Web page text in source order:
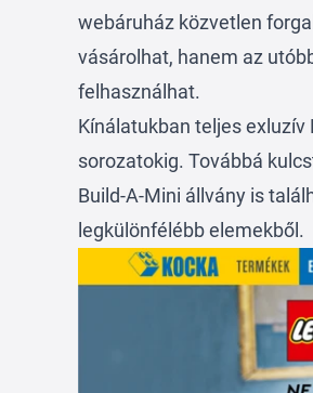
webáruház közvetlen
vásárolhat, hanem az
felhasználhat.
Kínálatukban teljes exluzív
sorozatokig. Továbbá
Build-A-Mini állvány is
legkülönfélébb elemekből.